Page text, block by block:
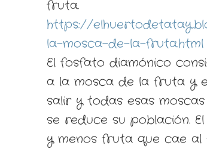
fruta.
https://
la-mosca-de-la-fruta.html
El fosfato diamónico
a la mosca de la fruta y
salir y todas esas
se reduce su población.
y menos fruta que cae al